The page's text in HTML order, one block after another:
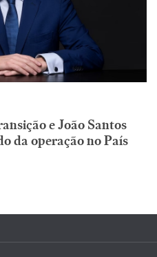
e João Santos
da operação no País